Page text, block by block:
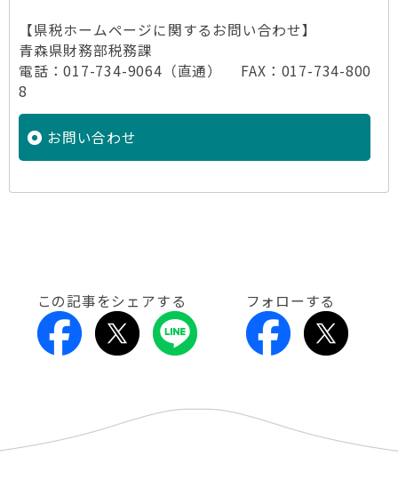
【県税ホームページに関するお問い合わせ】
青森県財務部税務課
電話：017-734-9064（直通） FAX：017-734-800
8
お問い合わせ
この記事をシェアする フォローする